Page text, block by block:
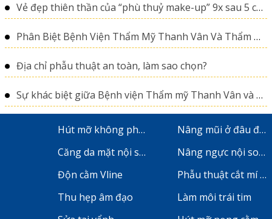
Vẻ đẹp thiên thần của “phù thuỷ make-up” 9x sau 5 ca phẫu thuật thẩm mỹ
Phân Biệt Bệnh Viện Thẩm Mỹ Thanh Vân Và Thẩm Mỹ Thanh Vân Spa
Địa chỉ phẫu thuật an toàn, làm sao chọn?
Sự khác biệt giữa Bệnh viện Thẩm mỹ Thanh Vân và Thẩm mỹ Thanh Vân Spa
Hút mỡ không phẫu thuật
Căng da mặt nội soi
Độn cằm Vline
Thu hẹp âm đạo
Nâng mũi ở đâu đẹp
Nâng ngực nội soi
Phẫu thuật cắt mí
Làm môi trái tim